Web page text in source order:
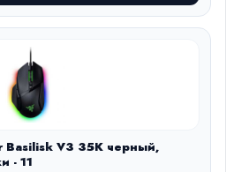
Basilisk V3 35K черный,
- 11